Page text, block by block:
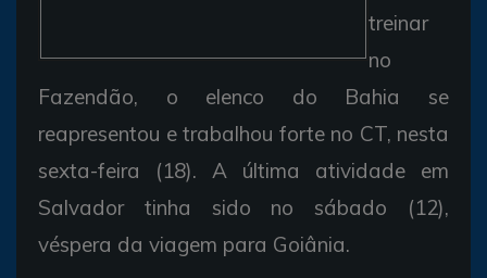
treinar
no
Fazendão, o elenco do Bahia se
reapresentou e trabalhou forte no CT, nesta
sexta-feira (18). A última atividade em
Salvador tinha sido no sábado (12),
véspera da viagem para Goiânia.